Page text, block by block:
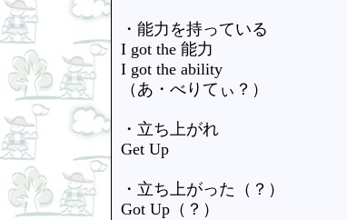
・能力を持っている
I got the 能力
I got the ability
（あ・べりてぃ？）
・立ち上がれ
Get Up
・立ち上がった（？）
Got Up（？）